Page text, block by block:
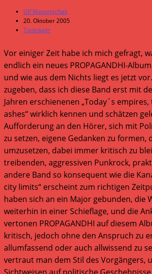
Beitrags-
Autor:
Ulf Masurtschak
Beitrag
veröffentlicht:
20. Oktober 2005
Beitrags-
Tonträger
Vor einiger Zeit habe ich mich gefragt,
endlich ein neues PROPAGANDHI-
und wie aus dem Nichts liegt es jetzt
zugeben, dass ich diese Band erst mit
Jahren erschienenen „Today´s
ashes“ wirklich kennen und schätzen
Aufforderung an den Hörer, sich mit
zu setzen, eigene Gedanken zu formen,
umzusetzen, dabei immer kritisch zu
treibenden, aggressiven Punkrock,
andere Band so konsequent wie die
city limits“ erscheint zum richtigen
haben sich an ein Major gebunden, die
weiterhin in einer Schieflage, und die
vertonen PROPAGANDHI auf diesem
kritisch, jedoch ohne den Anspruch zu
allumfassend oder auch allwissend zu
vertraut man dem Stil des Vorgängers,